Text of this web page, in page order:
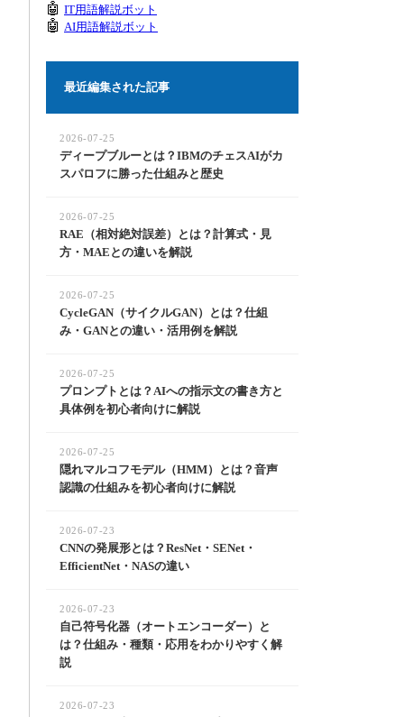
🤖 IT用語解説ボット
🤖 AI用語解説ボット
最近編集された記事
ディープブルーとは？IBMのチェスAIがカ
スパロフに勝った仕組みと歴史
2026-07-25
RAE（相対絶対誤差）とは？計算式・見
方・MAEとの違いを解説
2026-07-25
CycleGAN（サイクルGAN）とは？仕組
み・GANとの違い・活用例を解説
2026-07-25
プロンプトとは？AIへの指示文の書き方と
具体例を初心者向けに解説
2026-07-25
隠れマルコフモデル（HMM）とは？音声
認識の仕組みを初心者向けに解説
2026-07-25
CNNの発展形とは？ResNet・SENet・
EfficientNet・NASの違い
2026-07-23
自己符号化器（オートエンコーダー）と
は？仕組み・種類・応用をわかりやすく解
説
2026-07-23
2026-07-23